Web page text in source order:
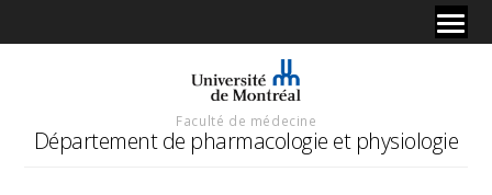
Faculté de médecine
Département de pharmacologie et physiologie